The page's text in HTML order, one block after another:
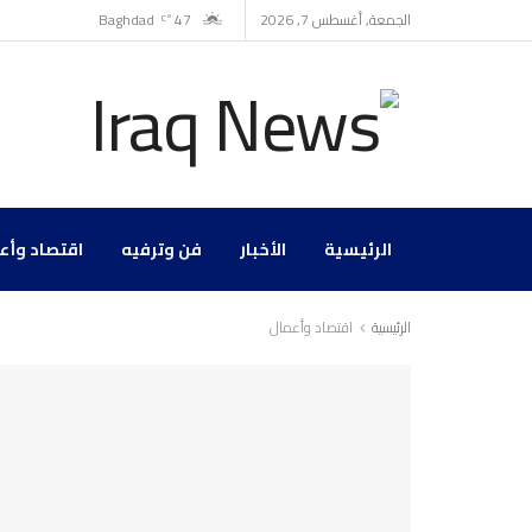
الجمعة, أغسطس 7, 2026 47
°C
Baghdad
الرئيسية الأخبار فن وترفيه اقتصاد
الرئيسية اقتصاد وأعمال